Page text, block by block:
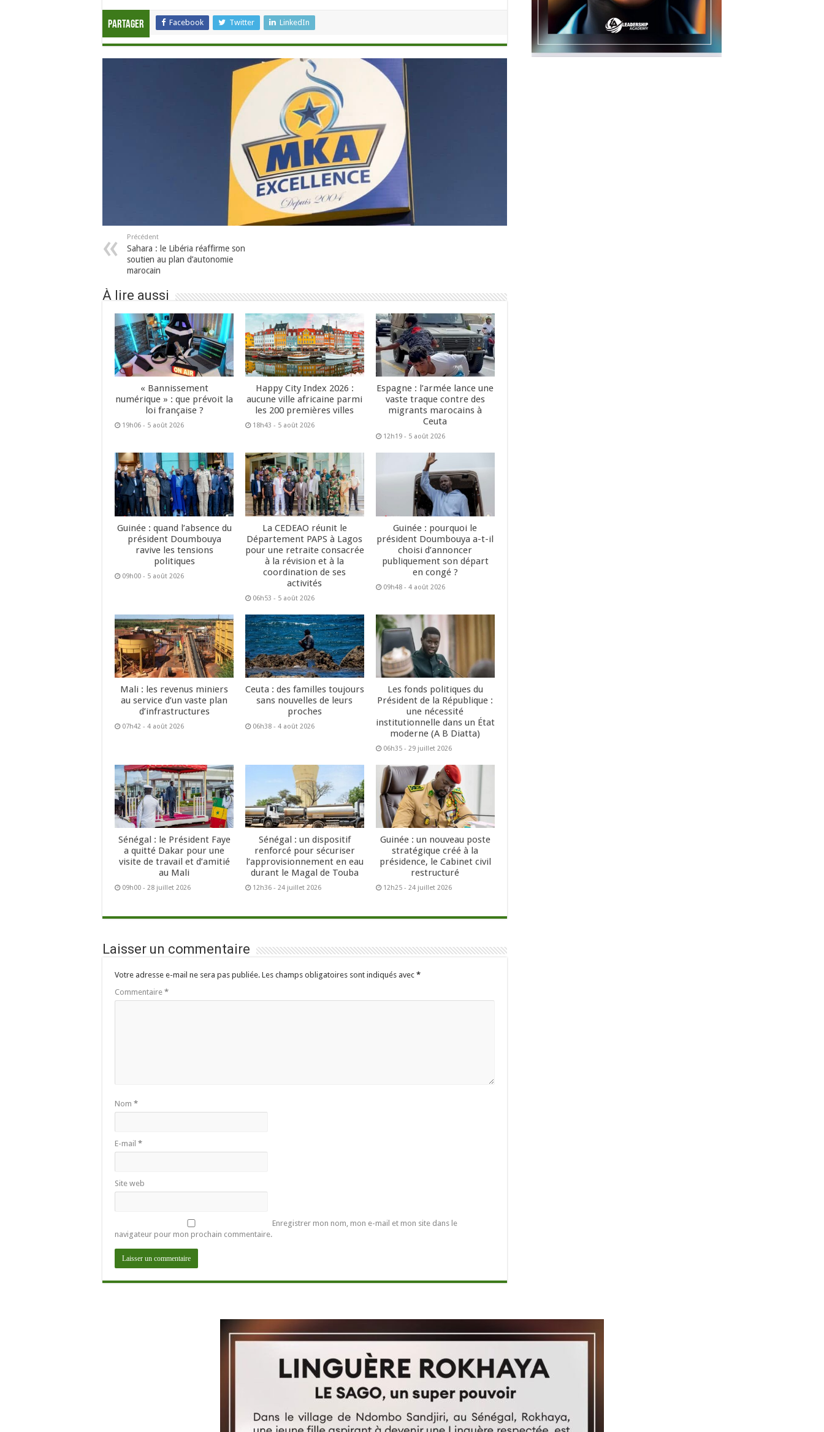
Partager Facebook Twitter LinkedIn
Précédent
Sahara : le Libéria réaffirme son
soutien au plan d’autonomie
marocain
À lire aussi
« Bannissement
numérique » : que prévoit la
loi française ?
19h06 - 5 août 2026
Happy City Index 2026 :
aucune ville africaine parmi
les 200 premières villes
18h43 - 5 août 2026
Espagne : l’armée lance une
vaste traque contre des
migrants marocains à
Ceuta
12h19 - 5 août 2026
Guinée : quand l’absence du
président Doumbouya
ravive les tensions
politiques
09h00 - 5 août 2026
La CEDEAO réunit le
Département PAPS à Lagos
pour une retraite consacrée
à la révision et à la
coordination de ses
activités
06h53 - 5 août 2026
Guinée : pourquoi le
président Doumbouya a-t-il
choisi d’annoncer
publiquement son départ
en congé ?
09h48 - 4 août 2026
Mali : les revenus miniers
au service d’un vaste plan
d’infrastructures
07h42 - 4 août 2026
Ceuta : des familles toujours
sans nouvelles de leurs
proches
06h38 - 4 août 2026
Les fonds politiques du
Président de la République :
une nécessité
institutionnelle dans un État
moderne (A B Diatta)
06h35 - 29 juillet 2026
Sénégal : le Président Faye
a quitté Dakar pour une
visite de travail et d’amitié
au Mali
09h00 - 28 juillet 2026
Sénégal : un dispositif
renforcé pour sécuriser
l’approvisionnement en eau
durant le Magal de Touba
12h36 - 24 juillet 2026
Guinée : un nouveau poste
stratégique créé à la
présidence, le Cabinet civil
restructuré
12h25 - 24 juillet 2026
Laisser un commentaire
Votre adresse e-mail ne sera pas publiée. Les champs obligatoires sont indiqués avec *
Commentaire *
Nom *
E-mail *
Site web
Enregistrer mon nom, mon e-mail et mon site dans le
navigateur pour mon prochain commentaire.